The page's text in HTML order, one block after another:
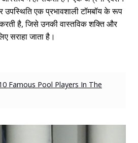
एक प्रभावशाली टॉमबॉय के रूप
है, जिसे उनकी वास्तविक शक्ति और
सराहा जाता है।
Famous Pool Players In The